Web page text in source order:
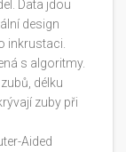
Data jdou
design
inkrustaci.
s algoritmy.
délku
zuby při
Aided